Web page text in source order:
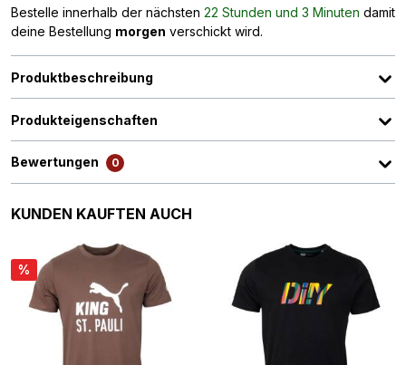
Bestelle innerhalb der nächsten 22 Stunden und 3 Minuten damit
deine Bestellung morgen verschickt wird.
Produktbeschreibung
Produkteigenschaften
Bewertungen 0
Produktgalerie überspringen
KUNDEN KAUFTEN AUCH
%